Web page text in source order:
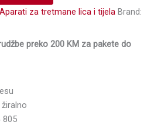
Aparati za tretmane lica i tijela Brand:
preko 200 KM za pakete do
805